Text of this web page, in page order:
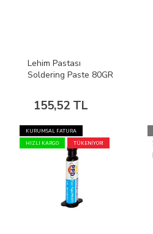
Lehim Pastası
Soldering Paste 80GR
155,52 TL
KURUMSAL FATURA
HIZLI KARGO
TÜKENİYOR!